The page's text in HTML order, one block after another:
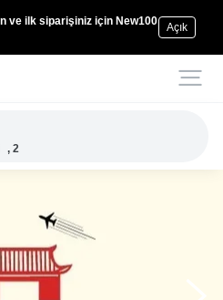
ve ilk siparişiniz için New100
Açık
, 2